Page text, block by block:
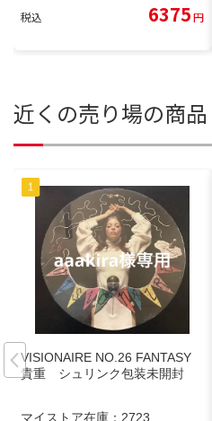
税込 6375円
近くの売り場の商品
VISIONAIRE NO.26 FANTASY
貴重 シュリンク包装未開封
マイストア在庫： 2723